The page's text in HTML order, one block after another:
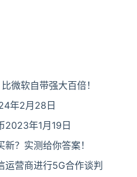
微软自带强大百倍！
年2月28日
2023年1月19日
？实测给你答案！
运营商进行5G合作谈判